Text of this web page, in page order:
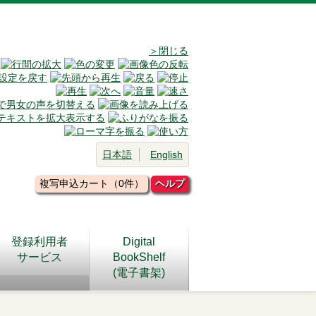
＞閉じる
日本語 English
複写申込カート（0件） ヘルプ
登録利用者
サービス
Digital
BookShelf
(電子書架)